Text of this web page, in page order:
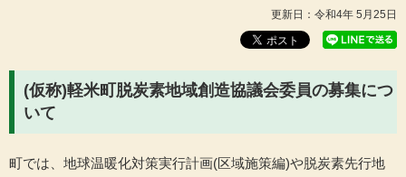
メ
ニ
ュ
を
更新日：令和4年 5月25日
(仮称)軽米町脱炭素地域創造協議会委員の募集につ
いて
町では、地球温暖化対策実行計画(区域施策編)や脱炭素先行地